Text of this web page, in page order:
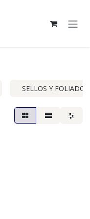
SELLOS Y